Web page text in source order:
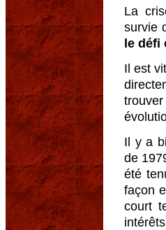
La
survie
le défi
Il est
Il y a
de
été
façon
court